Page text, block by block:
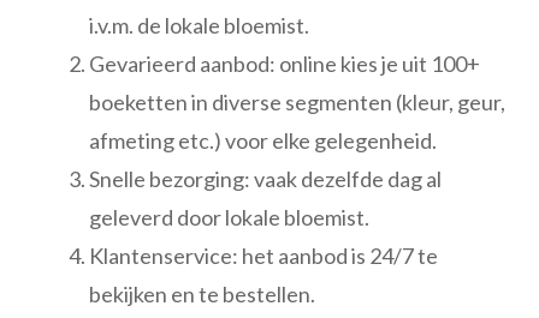
i.v.m. de lokale bloemist.
Gevarieerd aanbod: online kies je uit 100+
boeketten in diverse segmenten (kleur, geur,
afmeting etc.) voor elke gelegenheid.
Snelle bezorging: vaak dezelfde dag al
geleverd door lokale bloemist.
Klantenservice: het aanbod is 24/7 te
bekijken en te bestellen.